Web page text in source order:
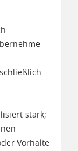
stark;
Vorhalte